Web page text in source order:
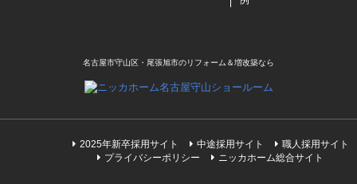
名古屋市守山区・尾張旭市のリフォーム＆増改築なら
2025年新卒採用サイト 中途採用サイト
職人採用サイト
プライバシーポリシー
ニッカホーム総合サイト